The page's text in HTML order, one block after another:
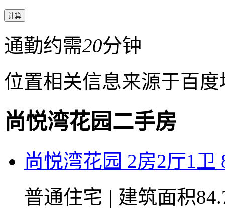
通勤约需20分钟
位置相关信息来源于百
尚悦湾花园二手房
尚悦湾花园 2房2厅1卫
普通住宅 | 建筑面积